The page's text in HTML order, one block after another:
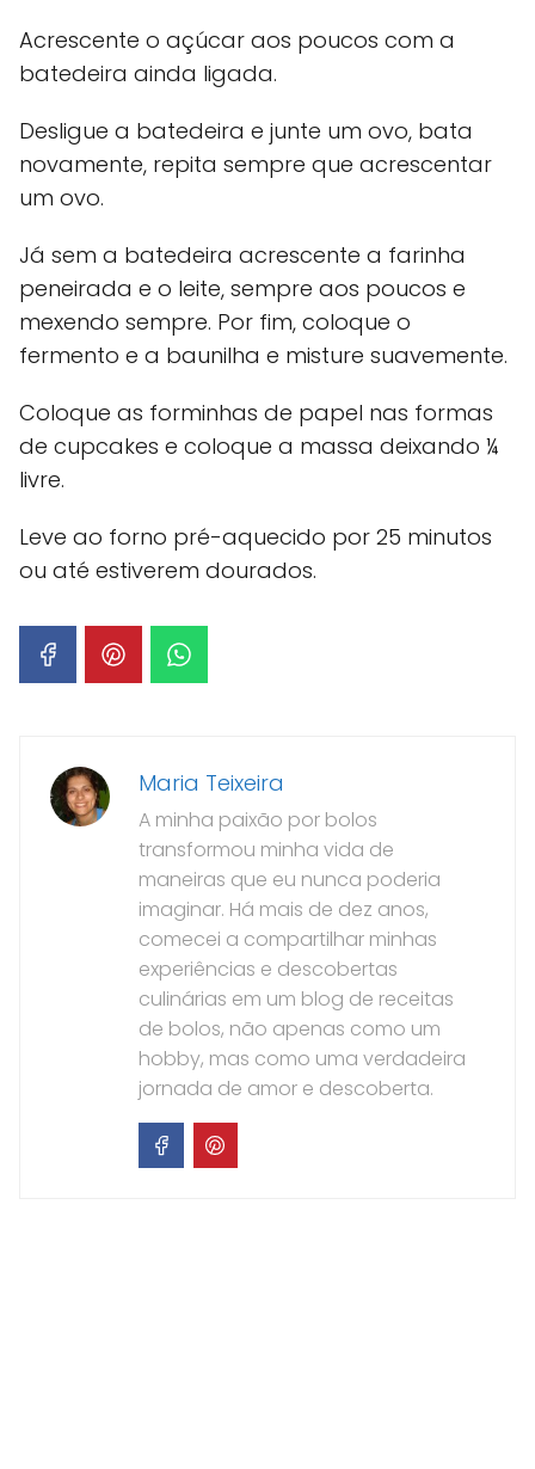
Acrescente o açúcar aos poucos com a
batedeira ainda ligada.
Desligue a batedeira e junte um ovo, bata
novamente, repita sempre que acrescentar
um ovo.
Já sem a batedeira acrescente a farinha
peneirada e o leite, sempre aos poucos e
mexendo sempre. Por fim, coloque o
fermento e a baunilha e misture suavemente.
Coloque as forminhas de papel nas formas
de cupcakes e coloque a massa deixando ¼
livre.
Leve ao forno pré-aquecido por 25 minutos
ou até estiverem dourados.
Maria Teixeira
A minha paixão por bolos
transformou minha vida de
maneiras que eu nunca poderia
imaginar. Há mais de dez anos,
comecei a compartilhar minhas
experiências e descobertas
culinárias em um blog de receitas
de bolos, não apenas como um
hobby, mas como uma verdadeira
jornada de amor e descoberta.